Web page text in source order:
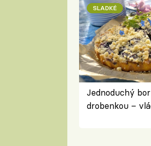
SLADKÉ
Jednoduchý
drobenkou –